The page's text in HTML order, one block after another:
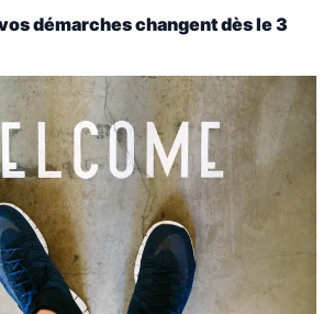
démarches changent dès le 3